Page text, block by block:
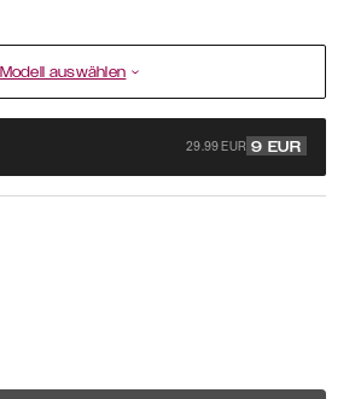
Modell auswählen
29.99 EUR 9 EUR